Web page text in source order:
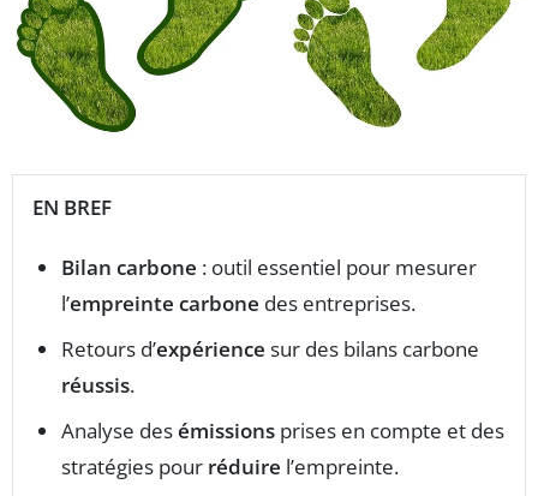
EN BREF
Bilan carbone : outil essentiel pour mesurer
l’empreinte carbone des entreprises.
Retours d’expérience sur des bilans carbone
réussis.
Analyse desémissions prises en compte et des
stratégies pour réduire l’empreinte.